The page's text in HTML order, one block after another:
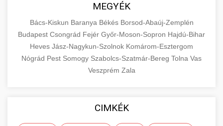
MEGYÉK
Bács-Kiskun Baranya Békés Borsod-Abaúj-Zemplén
Budapest Csongrád Fejér Győr-Moson-Sopron Hajdú-Bihar
Heves Jász-Nagykun-Szolnok Komárom-Esztergom
Nógrád Pest Somogy Szabolcs-Szatmár-Bereg Tolna Vas
Veszprém Zala
CIMKÉK